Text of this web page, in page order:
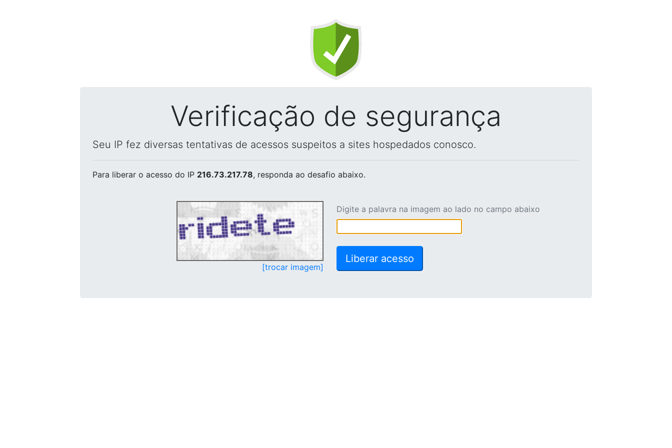
Verificação de segurança
Seu IP fez diversas tentativas de acessos suspeitos a sites hospedados conosco.
Para liberar o acesso do IP 216.73.217.78, responda ao desafio abaixo.
[trocar imagem]
Digite a palavra na imagem ao lado no campo abaixo